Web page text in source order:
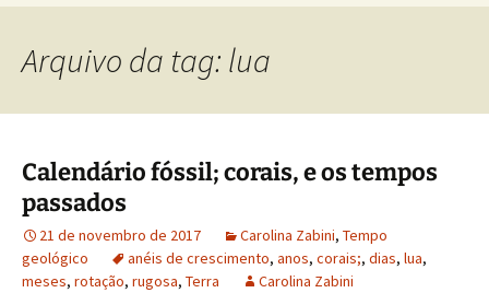
Arquivo da tag: lua
Calendário fóssil; corais, e os tempos
passados
21 de novembro de 2017 Carolina Zabini, Tempo
geológico
anéis de crescimento, anos, corais;, dias, lua,
meses, rotação, rugosa, Terra Carolina Zabini